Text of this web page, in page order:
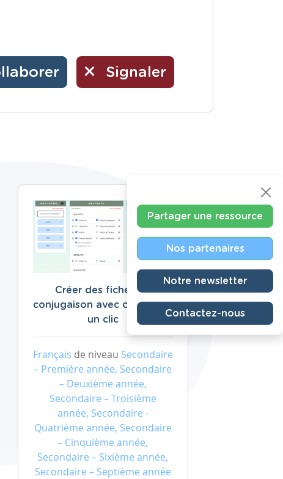
Signaler
Créer des fiches de
conjugaison avec corrigé en
un clic
Français de niveau Secondaire
– Première année, Secondaire
– Deuxième année,
Secondaire – Troisième
année, Secondaire -
Quatrième année, Secondaire
– Cinquième année,
Secondaire – Sixième année,
Secondaire – Septième année
Partager une ressource
Nos partenaires
Notre newsletter
Contactez-nous